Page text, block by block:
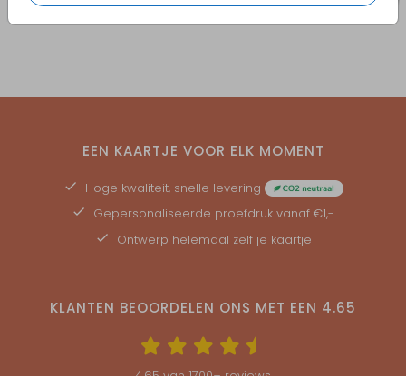
EEN KAARTJE VOOR ELK MOMENT
Hoge kwaliteit, snelle levering
Gepersonaliseerde proefdruk vanaf €1,-
Ontwerp helemaal zelf je kaartje
KLANTEN BEOORDELEN ONS MET EEN 4.65